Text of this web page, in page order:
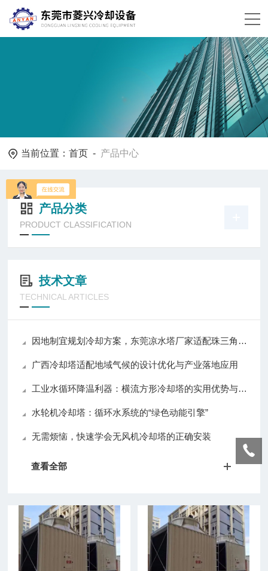
当前位置：首页 - 产品中心
产品分类
PRODUCT CLASSIFICATION
技术文章
TECHNICAL ARTICLES
因地制宜规划冷却方案，东莞凉水塔厂家适配珠三角多样生产需求
广西冷却塔适配地域气候的设计优化与产业落地应用
工业水循环降温利器：横流方形冷却塔的实用优势与普及价值
水轮机冷却塔：循环水系统的“绿色动能引擎”
无需烦恼，快速学会无风机冷却塔的正确安装
查看全部